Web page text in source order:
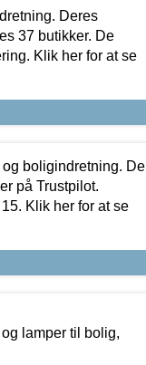
Deres
37 butikker. De
Klik her for at se
boligindretning. De
på Trustpilot.
Klik her for at se
lamper til bolig,